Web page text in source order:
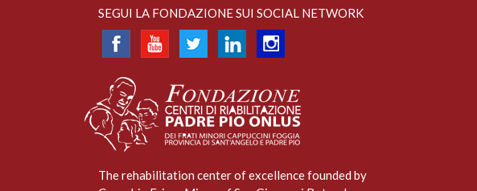
SEGUI LA FONDAZIONE SUI SOCIAL NETWORK
The rehabilitation center of excellence founded by